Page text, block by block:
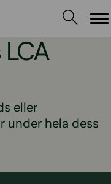
eller
under hela dess